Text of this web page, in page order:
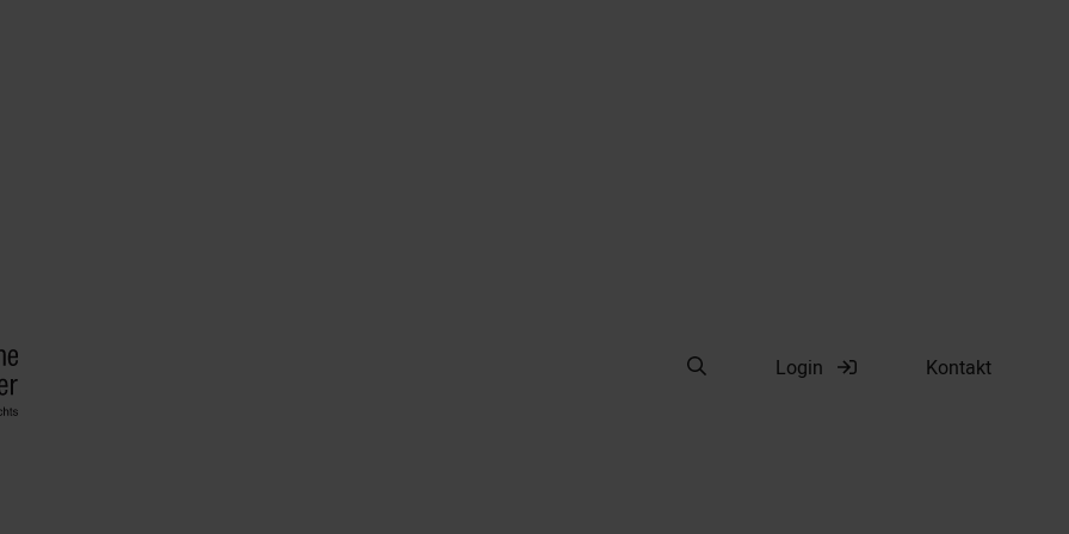
Suche
Suche öffnenLogin Kontakt